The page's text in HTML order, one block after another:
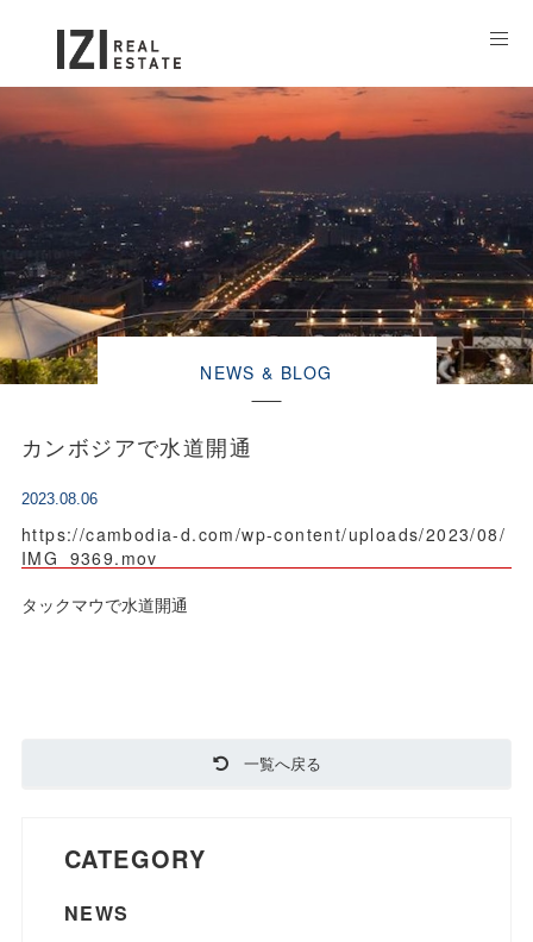
NEWS & BLOG
カンボジアで水道開通
2023.08.06
https://cambodia-d.com/wp-content/uploads/2023/08/
IMG_9369.mov
タックマウで水道開通
一覧へ戻る
CATEGORY
NEWS